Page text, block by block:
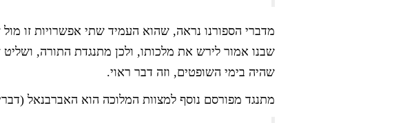
מדברי הספורנו נראה, שהוא העמיד שתי אפשרויות זו
שבנו אמור לירש את מלכותו, ולכן מתנגדת התורה,
שהיה בימי השופטים, וזה דבר ראוי.
מתנגד מפורסם נוסף למצוות המלוכה הוא האברבנאל